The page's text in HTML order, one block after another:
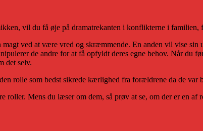
vil du få øje på dramatrekanten i konflikterne i
ved at være vred og skræmmende. En anden vil vise
de andre for at få opfyldt deres egne behov. Når
det selv.
rolle som bedst sikrede kærlighed fra forældrene da de var
roller. Mens du læser om dem, så prøv at se, om der er en af